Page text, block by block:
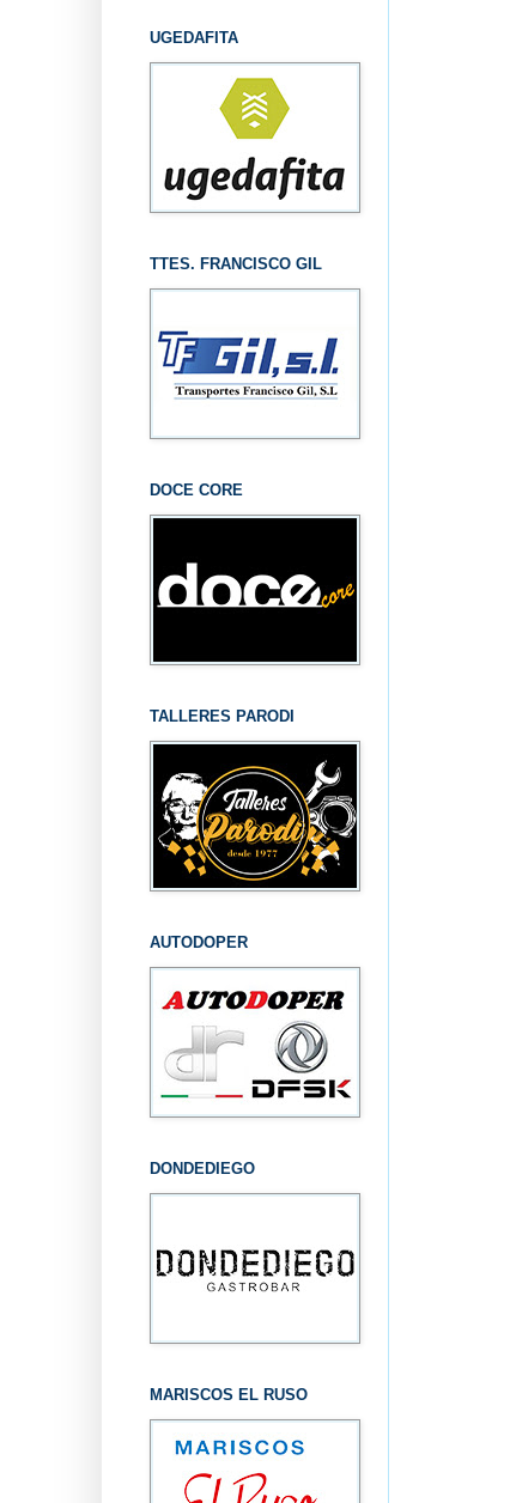
UGEDAFITA
TTES. FRANCISCO GIL
DOCE CORE
TALLERES PARODI
AUTODOPER
DONDEDIEGO
MARISCOS EL RUSO